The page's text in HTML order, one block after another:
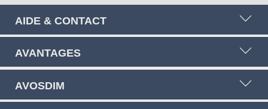
AIDE & CONTACT
AVANTAGES
AVOSDIM